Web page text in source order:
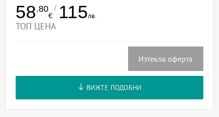
58.80
€
/ 115лв.
ТОП ЦЕНА
Изтекла оферта
ВИЖТЕ ПОДОБНИ